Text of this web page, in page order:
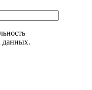
данных.